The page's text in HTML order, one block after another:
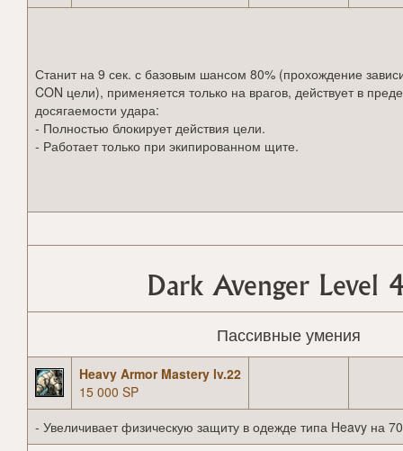
Станит на 9 сек. с базовым шансом 80% (прохождение
CON цели), применяется только на врагов, действует в
досягаемости удара:
- Полностью блокирует действия цели.
- Работает только при экипированном щите.
Dark Avenger Level
Пассивные умения
Heavy Armor Mastery lv.22
15 000 SP
- Увеличивает физическую защиту в одежде типа Heavy на